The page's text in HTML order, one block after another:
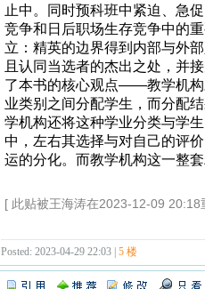
止中。同时预科班中紧迫、急
竞争和日后职场生存竞争中的
立：精英的边界得到内部与外
且认同当选者的杰出之处，并
了本书的核心观点——教学机构
业类别之间分配学生，而分配
学机构还将这种学业分类与学
中，左右其选择与对自己的评
运的分化。而教学机构这一整
[ 此贴被王海涛在2023-12-09 20:18
Posted: 2023-04-29 22:03 | 5 楼